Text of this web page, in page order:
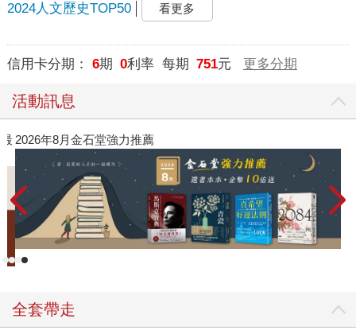
2024人文歷史TOP50 看更多
信用卡分期： 6期 0利率 每期 751元 更多分期
活動訊息
2026年8月金石堂強力推薦
全套帶走